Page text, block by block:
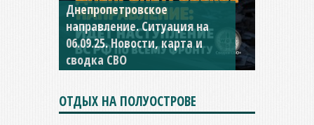
Днепропетровское
направление. Ситуация на
06.09.25. Новости, карта и
сводка СВО
Константиновское
направление. Ситуация на
04.09.25 Новости, карта и
сводка СВО
ОТДЫХ НА ПОЛУОСТРОВЕ